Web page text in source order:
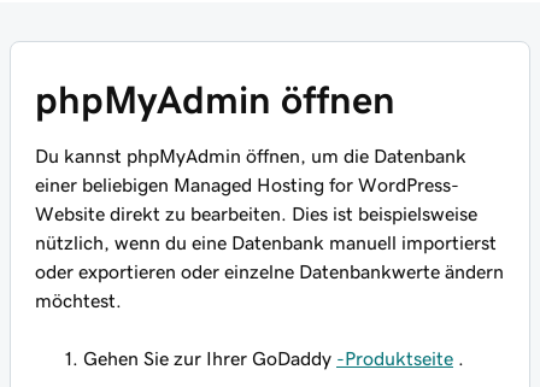
phpMyAdmin öffnen
Du kannst phpMyAdmin öffnen, um die Datenbank
einer beliebigen Managed Hosting for WordPress-
Website direkt zu bearbeiten. Dies ist beispielsweise
nützlich, wenn du eine Datenbank manuell importierst
oder exportieren oder einzelne Datenbankwerte ändern
möchtest.
Gehen Sie zur Ihrer GoDaddy -Produktseite